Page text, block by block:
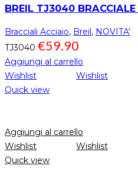
BREIL TJ3040
Bracciali Acciaio, Breil , NOVITA'
TJ3040 €59.90
Aggiungi al carrello
Wishlist
Wishlist
Quick view
Aggiungi al carrello
Wishlist
Wishlist
Quick view